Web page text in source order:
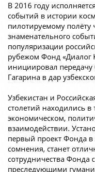
В 2016 году
событий в истории
пилотируемому полёту
знаменательного
популяризации
рубежом Фонд
инициировал
Гагарина в дар
Узбекистан и
столетий находились в
экономическом,
взаимодействии.
первый проект Фонда в
сомнения, станет
сотрудничества Фонда
преследующими